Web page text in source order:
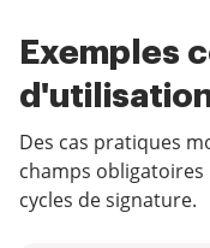
Exemples
Des cas pratiques
champs
cycles de signature.